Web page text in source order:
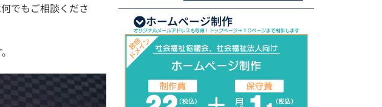
でもご相談くださ
ホームページ制作